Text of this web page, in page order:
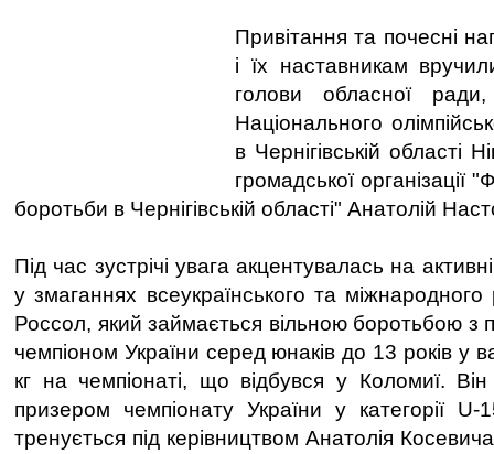
Привітання та почесні
і їх наставникам
голови обласної ради,
Національного
в Чернігівській області
громадської організації
боротьби в Чернігівській області" Анатолій
Під час зустрічі увага акцентувалась на
у змаганнях всеукраїнського та міжнародного
Россол, який займається вільною боротьбою з
чемпіоном України серед юнаків до 13 років у
кг на чемпіонаті, що відбувся у Коломиї.
призером чемпіонату України у категорії
тренується під керівництвом Анатолія